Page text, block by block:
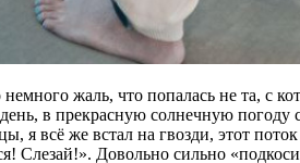
жаль, что попалась не та, с
в прекрасную солнечную погоду
я всё же встал на гвозди, этот
Слезай!». Довольно сильно